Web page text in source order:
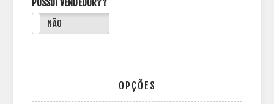
POSSUI VENDEDOR??
NÃO
OPÇÕES